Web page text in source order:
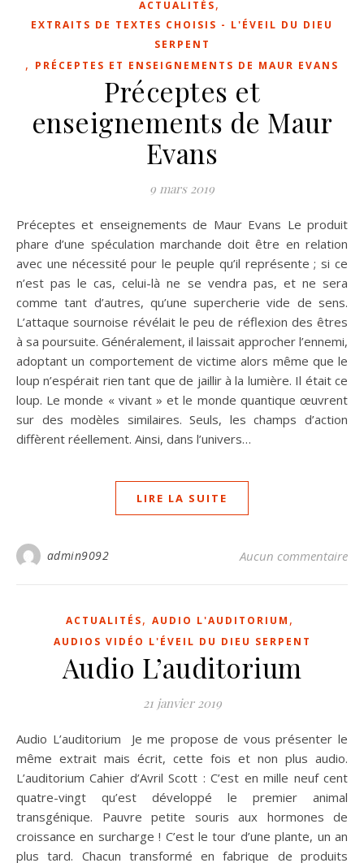
ACTUALITÉS,
EXTRAITS DE TEXTES CHOISIS - L'ÉVEIL DU DIEU
SERPENT
, PRÉCEPTES ET ENSEIGNEMENTS DE MAUR EVANS
Préceptes et
enseignements de Maur
Evans
9 mars 2019
Préceptes et enseignements de Maur Evans Le produit
phare d’une spéculation marchande doit être en relation
avec une nécessité pour le peuple qu’il représente ; si ce
n’est pas le cas, celui-là ne se vendra pas, et ne sera
comme tant d’autres, qu’une supercherie vide de sens.
L’attaque sournoise révélait le peu de réflexion des êtres
à sa poursuite. Généralement, il laissait approcher l’ennemi,
adoptant un comportement de victime alors même que le
loup n’espérait rien tant que de jaillir à la lumière. Il était ce
loup. Le monde « vivant » et le monde quantique œuvrent
sur des modèles similaires. Seuls, les champs d’action
diffèrent réellement. Ainsi, dans l’univers…
LIRE LA SUITE
admin9092 Aucun commentaire
ACTUALITÉS, AUDIO L'AUDITORIUM ,
AUDIOS VIDÉO L'ÉVEIL DU DIEU SERPENT
Audio L’auditorium
21 janvier 2019
Audio L’auditorium Je me propose de vous présenter le
même extrait mais écrit, cette fois et non plus audio.
L’auditorium Cahier d’Avril Scott : C’est en mille neuf cent
quatre-vingt qu’est développé le premier animal
transgénique. Pauvre petite souris aux hormones de
croissance en surcharge ! C’est le tour d’une plante, un an
plus tard. Chacun transformé en fabrique de produits